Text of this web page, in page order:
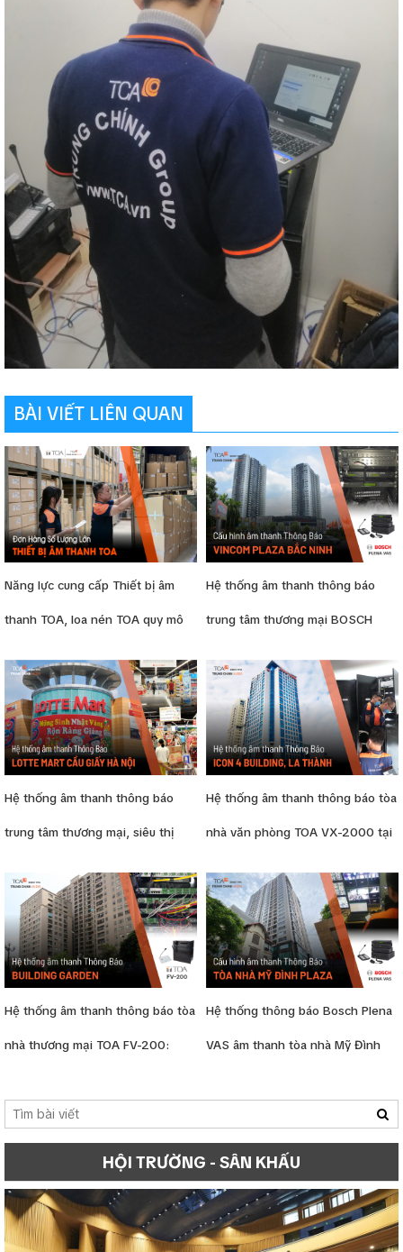
BÀI VIẾT LIÊN QUAN
Năng lực cung cấp Thiết bị âm
thanh TOA, loa nén TOA quy mô
Hệ thống âm thanh thông báo
trung tâm thương mại BOSCH
Vinfast Bắc Ninh
Hệ thống âm thanh thông báo
trung tâm thương mại, siêu thị
Hệ thống âm thanh thông báo tòa
nhà văn phòng TOA VX-2000 tại
Hệ thống âm thanh thông báo tòa
nhà thương mại TOA FV-200:
Chinh
Hệ thống thông báo Bosch Plena
VAS âm thanh tòa nhà Mỹ Đình
HỘI TRƯỜNG - SÂN KHẤU